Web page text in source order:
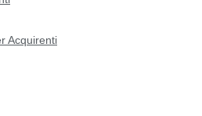
Acquirenti